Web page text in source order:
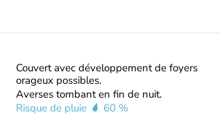
Couvert avec développement de foyers
orageux possibles.
Averses tombant en fin de nuit.
Risque de pluie
60 %